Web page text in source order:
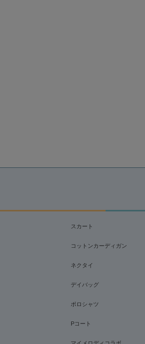
スカート
コットンカーディガン
ネクタイ
デイバッグ
ポロシャツ
Pコート